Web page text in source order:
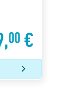
00 €